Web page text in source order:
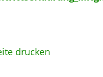
drucken